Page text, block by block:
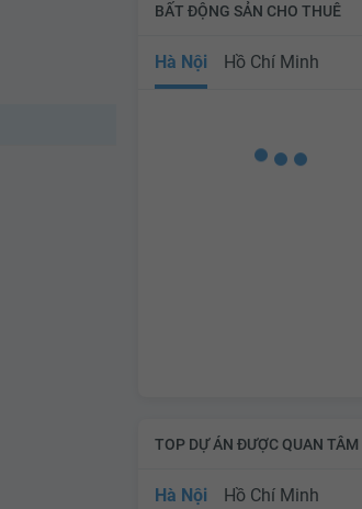
BẤT ĐỘNG SẢN CHO THUÊ
Hà Nội Hồ Chí Minh
TOP DỰ ÁN ĐƯỢC QUAN TÂM
Hà Nội Hồ Chí Minh